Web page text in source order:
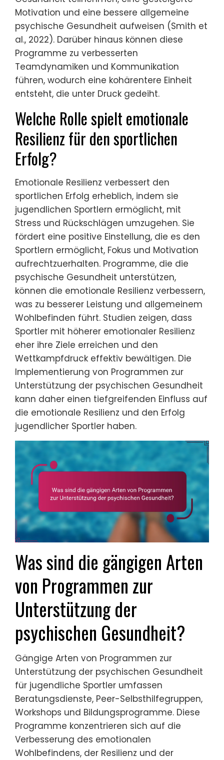
Motivation und eine bessere allgemeine
psychische Gesundheit aufweisen (Smith et
al., 2022). Darüber hinaus können diese
Programme zu verbesserten
Teamdynamiken und Kommunikation
führen, wodurch eine kohärentere Einheit
entsteht, die unter Druck gedeiht.
Welche Rolle spielt emotionale
Resilienz für den sportlichen
Erfolg?
Emotionale Resilienz verbessert den
sportlichen Erfolg erheblich, indem sie
jugendlichen Sportlern ermöglicht, mit
Stress und Rückschlägen umzugehen. Sie
fördert eine positive Einstellung, die es den
Sportlern ermöglicht, Fokus und Motivation
aufrechtzuerhalten. Programme, die die
psychische Gesundheit unterstützen,
können die emotionale Resilienz verbessern,
was zu besserer Leistung und allgemeinem
Wohlbefinden führt. Studien zeigen, dass
Sportler mit höherer emotionaler Resilienz
eher ihre Ziele erreichen und den
Wettkampfdruck effektiv bewältigen. Die
Implementierung von Programmen zur
Unterstützung der psychischen Gesundheit
kann daher einen tiefgreifenden Einfluss auf
die emotionale Resilienz und den Erfolg
jugendlicher Sportler haben.
Was sind die gängigen Arten
von Programmen zur
Unterstützung der
psychischen Gesundheit?
Gängige Arten von Programmen zur
Unterstützung der psychischen Gesundheit
für jugendliche Sportler umfassen
Beratungsdienste, Peer-Selbsthilfegruppen,
Workshops und Bildungsprogramme. Diese
Programme konzentrieren sich auf die
Verbesserung des emotionalen
Wohlbefindens, der Resilienz und der